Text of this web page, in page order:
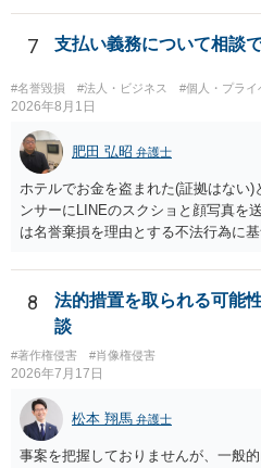
現」であり、昔話の大筋や設定の骨
ア利用の範囲です。 一方で、特定
できる」レベルだと、翻案や二次的
はご留意ください。
7 支払い義務について相談で
#名誉毀損 #法人・ビジネス #個人・プライ
2026年8月1日
肥田 弘昭 弁護士
ホテルでお金を盗まれた(証拠はない
ンサーにLINEのスクショと顔写真を
は名誉棄損を理由とする不法行為に
その人が会社を経営しているようで
賠償金と8人分の従業員の年間利益
の計算がすべて損害とならないかと
良いかと思います。ご参考にしてくだ
8
法的措置を取られる可能
談
#著作権侵害 #肖像権侵害
2026年7月17日
松本 翔馬 弁護士
事案を把握しておりませんが、一般